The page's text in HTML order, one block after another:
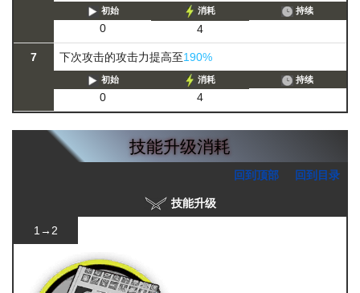
初始
0
消耗
4
持续
7 下次攻击的攻击力提高至190%
初始
0
消耗
4
持续
技能升级消耗
回到顶部 回到目录
技能升级
1→2